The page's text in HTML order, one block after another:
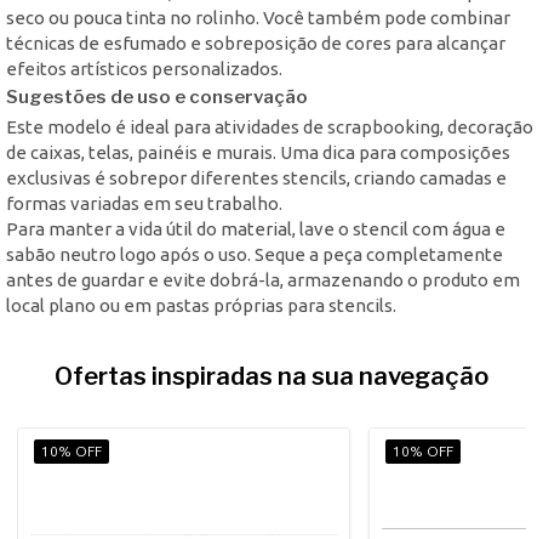
seco ou pouca tinta no rolinho. Você também pode combinar
técnicas de esfumado e sobreposição de cores para alcançar
efeitos artísticos personalizados.
Sugestões de uso e conservação
Este modelo é ideal para atividades de scrapbooking, decoração
de caixas, telas, painéis e murais. Uma dica para composições
exclusivas é sobrepor diferentes stencils, criando camadas e
formas variadas em seu trabalho.
Para manter a vida útil do material, lave o stencil com água e
sabão neutro logo após o uso. Seque a peça completamente
antes de guardar e evite dobrá-la, armazenando o produto em
local plano ou em pastas próprias para stencils.
Ofertas inspiradas na sua navegação
10% OFF 10% OFF